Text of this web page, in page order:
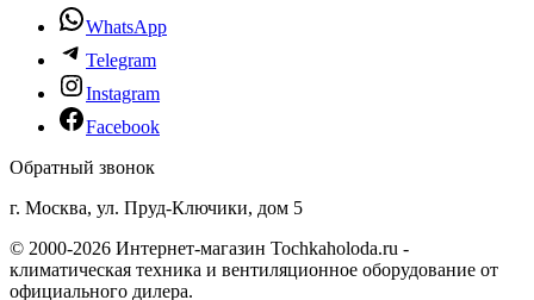
WhatsApp
Telegram
Instagram
Facebook
Обратный звонок
г. Москва, ул. Пруд-Ключики, дом 5
© 2000-2026 Интернет-магазин Tochkaholoda.ru -
климатическая техника и вентиляционное оборудование от
официального дилера.